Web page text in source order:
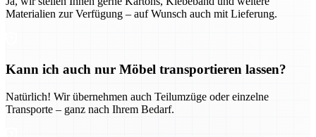
Materialien zur Verfügung – auf Wunsch auch mit Lieferung.
Kann ich auch nur Möbel transportieren lassen?
Natürlich! Wir übernehmen auch Teilumzüge oder einzelne
Transporte – ganz nach Ihrem Bedarf.